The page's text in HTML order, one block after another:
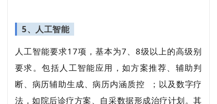
5、人工智能
人工智能要求17项，基本为7、8级以上的高级别
要求。包括人工智能应用，如方案推荐、辅助判
断、病历辅助生成、病历内涵质控
；以及数字疗
法，如院后诊疗方案、自采数据形成治疗计划。其